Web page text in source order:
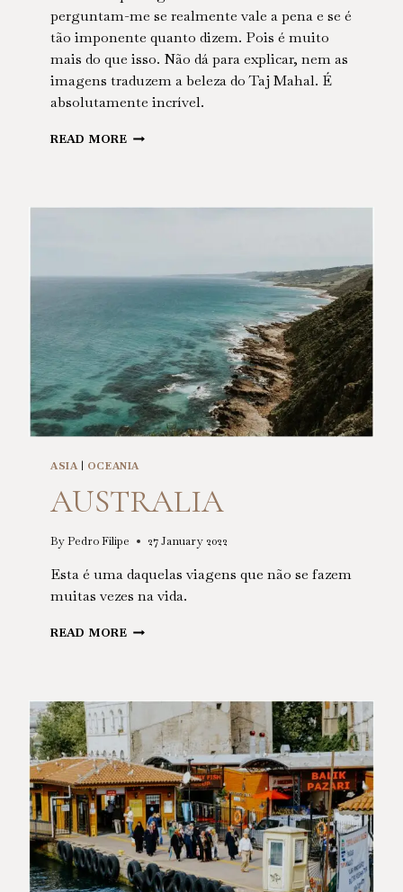
perguntam-me se realmente vale a pena e se é
tão imponente quanto dizem. Pois é muito
mais do que isso. Não dá para explicar, nem as
imagens traduzem a beleza do Taj Mahal. É
absolutamente incrível.
READ MORE INDIA
ASIA| OCEANIA
AUSTRALIA
ByPedro Filipe 27 January 2022
Esta é uma daquelas viagens que não se fazem
muitas vezes na vida.
READ MORE AUSTRALIA